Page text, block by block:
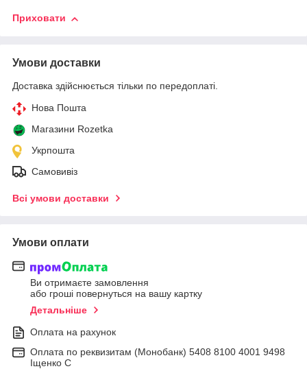
Приховати
Умови доставки
Доставка здійснюється тільки по передоплаті.
Нова Пошта
Магазини Rozetka
Укрпошта
Самовивіз
Всі умови доставки
Умови оплати
Ви отримаєте замовлення
або гроші повернуться на вашу картку
Детальніше
Оплата на рахунок
Оплата по реквизитам (Монобанк) 5408 8100 4001 9498
Іщенко С